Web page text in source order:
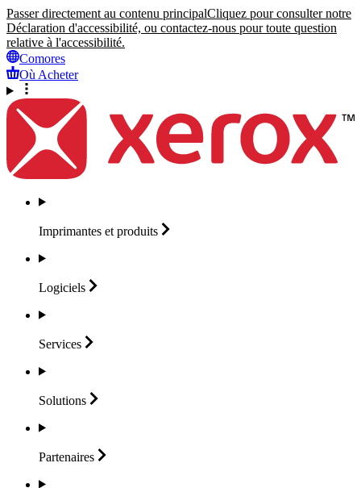
Passer directement au contenu principalCliquez pour consulter notre
Déclaration d'accessibilité, ou contactez-nous pour toute question
relative à l'accessibilité.
Comores
Où Acheter
Imprimantes et produits
Logiciels
Services
Solutions
Partenaires